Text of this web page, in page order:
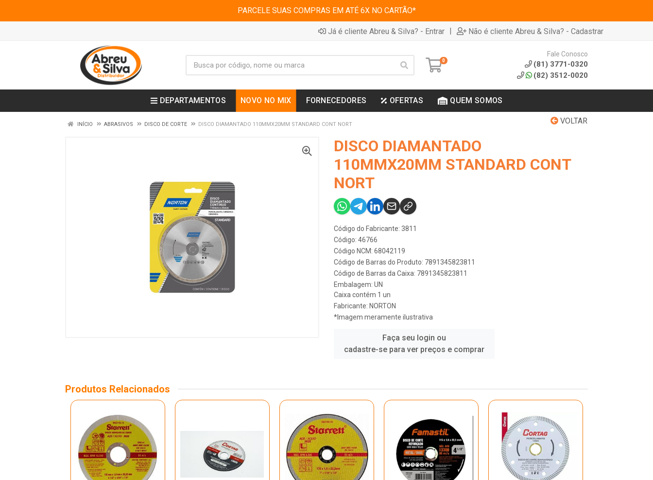
PARCELE SUAS COMPRAS EM ATÉ 6X NO CARTÃO*
Já é cliente Abreu & Silva? - Entrar | Não é cliente Abreu & Silva? - Cadastrar
0
Fale Conosco
(81) 3771-0320
(82) 3512-0020
DEPARTAMENTOS NOVO NO MIX FORNECEDORES OFERTAS QUEM SOMOS
VOLTAR
INÍCIO ABRASIVOS DISCO DE CORTE DISCO DIAMANTADO 110MMX20MM STANDARD CONT NORT
DISCO DIAMANTADO
110MMX20MM STANDARD CONT
NORT
Código do Fabricante: 3811
Código: 46766
Código NCM: 68042119
Código de Barras do Produto: 7891345823811
Código de Barras da Caixa: 7891345823811
Embalagem: UN
Caixa contém 1 un
Fabricante: NORTON
*Imagem meramente ilustrativa
Faça seu login ou
cadastre-se para ver preços e comprar
Produtos Relacionados